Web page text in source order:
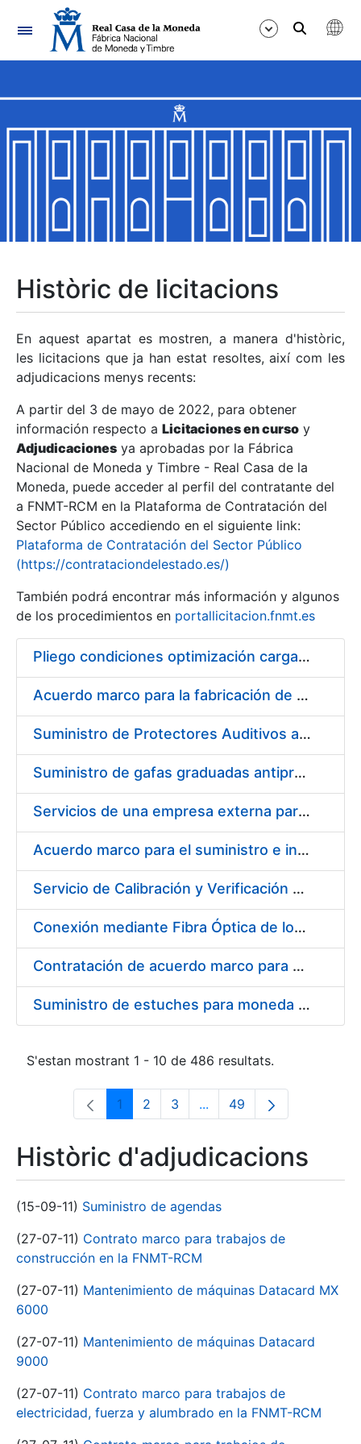
Navegació
Mostra/Amaga
Mostra/Amaga
Mostra/Amaga
Mostra/Amaga
Mostra/Amaga
Mostra/Amaga
Històric de licitacions
En aquest apartat es mostren, a manera d'històric,
les licitacions que ja han estat resoltes, així com les
adjudicacions menys recents:
A partir del 3 de mayo de 2022, para obtener
información respecto a Licitaciones en curso y
Adjudicaciones ya aprobadas por la Fábrica
Nacional de Moneda y Timbre - Real Casa de la
Moneda, puede acceder al perfil del contratante del
a FNMT-RCM en la Plataforma de Contratación del
Sector Público accediendo en el siguiente link:
Plataforma de Contratación del Sector Público
(https://contrataciondelestado.es/)
También podrá encontrar más información y algunos
de los procedimientos en portallicitacion.fnmt.es
Pliego condiciones optimización cargas compras firmado
Acuerdo marco para la fabricación de piezas
Suministro de Protectores Auditivos a medida para las personas trabajadoras de los Centros de Trabajo de Madrid y Burgos
Suministro de gafas graduadas antiproyecciones para los trabajadores de la FNMT-RCM en los centros de trabajo de Madrid y Burgos
Servicios de una empresa externa para el asesoramiento y resolución de los recursos de alzada que se presentan relacionados con procesos de selección para la FNMT-RCM
Acuerdo marco para el suministro e instalación de persianas, estores y otros complementos
Servicio de Calibración y Verificación Externa de los Equipos de Medición del Servicio de Prevención de la FNMT-RCM
Conexión mediante Fibra Óptica de los Centros de Proceso de Datos (CPDs) de las sedes de la FNMT-RCM de Burgos y Madrid
Contratación de acuerdo marco para el Suministro de Material de Electricidad para la Fábrica Nacional de Moneda y Timbre-Real Casa de la Moneda en su centro de trabajo de Burgos
Suministro de estuches para moneda de 30 €
S'estan mostrant 1 - 10 de 486 resultats.
Pàgina
1 Pàgina
2 Pàgina
3 ...Pàgines intermèdies
Pàgina
49
Històric d'adjudicacions
(15-09-11) Suministro de agendas
(27-07-11) Contrato marco para trabajos de
construcción en la FNMT-RCM
(27-07-11) Mantenimiento de máquinas Datacard MX
6000
(27-07-11) Mantenimiento de máquinas Datacard
9000
(27-07-11) Contrato marco para trabajos de
electricidad, fuerza y alumbrado en la FNMT-RCM